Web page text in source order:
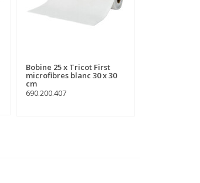
Bobine 25 x Tricot First
microfibres blanc 30 x 30
cm
690.200.407